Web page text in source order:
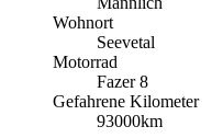
Wohnort
Seevetal
Motorrad
Fazer 8
Gefahrene Kilometer
93000km